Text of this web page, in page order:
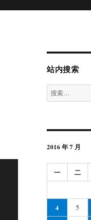
站内搜索
搜
索：
2016 年 7 月
一 二
4 5